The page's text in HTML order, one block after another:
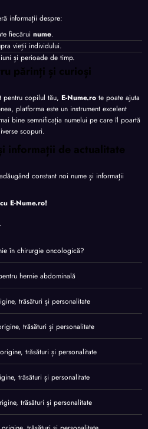
informații despre:
fiecărui nume.
vieții individului.
și perioade de timp.
părinți și curioși
pentru copilul tău, E-Nume.ro te poate ajuta
platforma este un instrument excelent
bine semnificația numelui pe care îl poartă
scopuri.
informații de actualitate
constant noi nume și informații
E-Nume.ro!
în chirurgie oncologică?
hernie abdominală
trăsături și personalitate
trăsături și personalitate
trăsături și personalitate
trăsături și personalitate
trăsături și personalitate